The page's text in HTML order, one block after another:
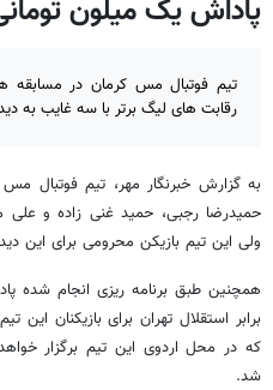
پاداش یک میلون
تیم فوتبال مس کرمان در
رقابت های لیگ برتر با سه غایب به
به گزارش خبرنگار مهر، تیم فوتبال
حمیدرضا رجبی، حمید غنی زاده و
ولی این تیم بازیکن محرومی برای این
برابر استقلال تهران برای بازیکنان
که در محل اردوی این تیم برگزار
شد.